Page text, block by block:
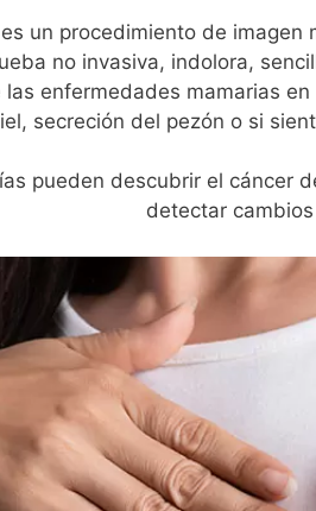
un procedimiento de
no invasiva, indolora,
enfermedades mamarias
secreción del pezón o si
pueden descubrir el cáncer
detectar